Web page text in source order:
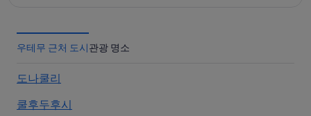
우테무 근처 도시관광 명소
도나쿨리
쿨후두후시